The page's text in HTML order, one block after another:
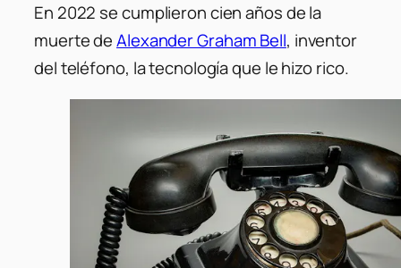
En 2022 se cumplieron cien años de la
muerte deAlexander Graham Bell, inventor
del teléfono, la tecnología que le hizo rico.